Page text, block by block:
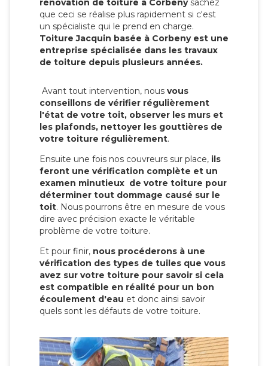
que ceci se réalise plus rapidement si c'est
un spécialiste qui le prend en charge.
Toiture Jacquin basée à Corbeny est une
entreprise spécialisée dans les travaux
de toiture depuis plusieurs années.
Avant tout intervention, nous vous
conseillons de vérifier régulièrement
l'état de votre toit, observer les murs et
les plafonds, nettoyer les gouttières de
votre toiture régulièrement.
Ensuite une fois nos couvreurs sur place, ils
feront une vérification complète et un
examen minutieux de votre toiture pour
déterminer tout dommage causé sur le
toit. Nous pourrons être en mesure de vous
dire avec précision exacte le véritable
problème de votre toiture.
Et pour finir, nous procéderons à une
vérification des types de tuiles que vous
avez sur votre toiture pour savoir si cela
est compatible en réalité pour un bon
écoulement d'eau et donc ainsi savoir
quels sont les défauts de votre toiture.